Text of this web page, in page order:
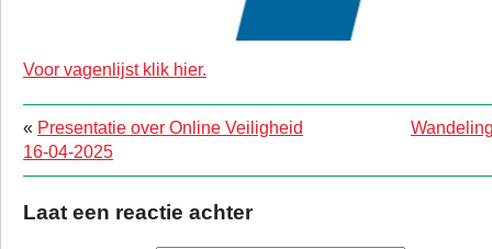
Voor vagenlijst klik hier.
« Presentatie over Online Veiligheid
16-04-2025
Laat een reactie achter